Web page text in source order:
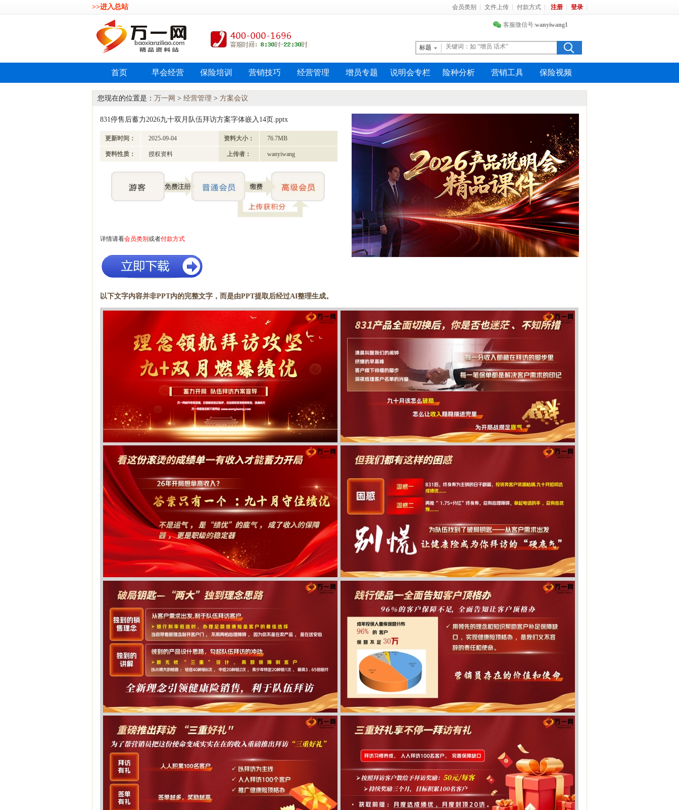
>>进入总站 会员类别 文件上传 付款方式 注册 登录
客服微信号:wanyiwang1
标题
首页 早会经营 保险培训 营销技巧 经营管理 增员专题 说明会专栏 险种分析 营销工具 保险视频
您现在的位置是： 万一网 > 经营管理 > 方案会议
831停售后蓄力2026九十双月队伍拜访方案字体嵌入14页.pptx
更新时间： 2025-09-04 资料大小： 76.7MB
资料性质： 授权资料 上传者： wanyiwang
详情请看会员类别 或者付款方式
以下文字内容并非PPT内的完整文字，而是由PPT提取后经过AI整理生成。